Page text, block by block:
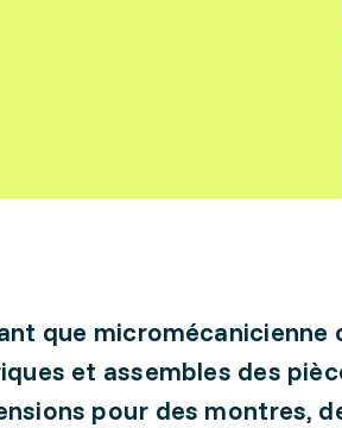
que micromécanicienne
et assembles des
pour des montres,